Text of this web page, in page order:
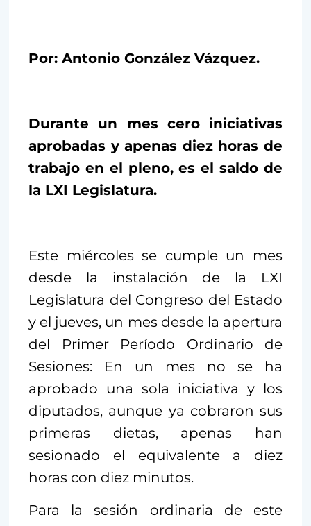
Por: Antonio González Vázquez.
Durante un mes cero iniciativas
aprobadas y apenas diez horas de
trabajo en el pleno, es el saldo de
la LXI Legislatura.
Este miércoles se cumple un mes
desde la instalación de la LXI
Legislatura del Congreso del Estado
y el jueves, un mes desde la apertura
del Primer Período Ordinario de
Sesiones: En un mes no se ha
aprobado una sola iniciativa y los
diputados, aunque ya cobraron sus
primeras dietas, apenas han
sesionado el equivalente a diez
horas con diez minutos.
Para la sesión ordinaria de este